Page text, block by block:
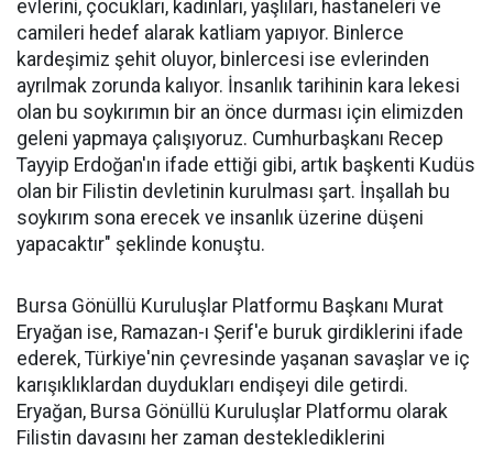
evlerini, çocukları, kadınları, yaşlıları, hastaneleri ve
camileri hedef alarak katliam yapıyor. Binlerce
kardeşimiz şehit oluyor, binlercesi ise evlerinden
ayrılmak zorunda kalıyor. İnsanlık tarihinin kara lekesi
olan bu soykırımın bir an önce durması için elimizden
geleni yapmaya çalışıyoruz. Cumhurbaşkanı Recep
Tayyip Erdoğan'ın ifade ettiği gibi, artık başkenti Kudüs
olan bir Filistin devletinin kurulması şart. İnşallah bu
soykırım sona erecek ve insanlık üzerine düşeni
yapacaktır" şeklinde konuştu.
Bursa Gönüllü Kuruluşlar Platformu Başkanı Murat
Eryağan ise, Ramazan-ı Şerif'e buruk girdiklerini ifade
ederek, Türkiye'nin çevresinde yaşanan savaşlar ve iç
karışıklıklardan duydukları endişeyi dile getirdi.
Eryağan, Bursa Gönüllü Kuruluşlar Platformu olarak
Filistin davasını her zaman desteklediklerini